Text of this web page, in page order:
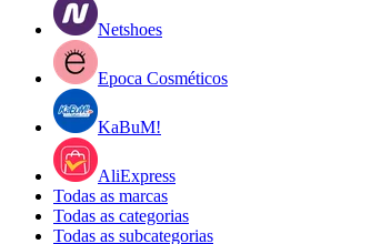
Netshoes
Epoca Cosméticos
KaBuM!
AliExpress
Todas as marcas
Todas as categorias
Todas as subcategorias